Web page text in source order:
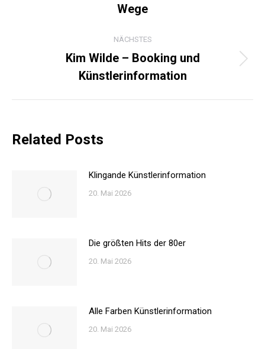
Beitrag:
Wege
NÄCHSTES
Beitrag:
Kim Wilde – Booking und
Künstlerinformation
Related Posts
Klingande Künstlerinformation
20. Mai 2026
Die größten Hits der 80er
20. Mai 2026
Alle Farben Künstlerinformation
20. Mai 2026